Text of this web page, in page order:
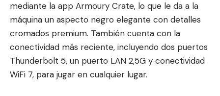
mediante la app Armoury Crate, lo que le da a la
máquina un aspecto negro elegante con detalles
cromados premium. También cuenta con la
conectividad más reciente, incluyendo dos puertos
Thunderbolt 5, un puerto LAN 2,5G y conectividad
WiFi 7, para jugar en cualquier lugar.